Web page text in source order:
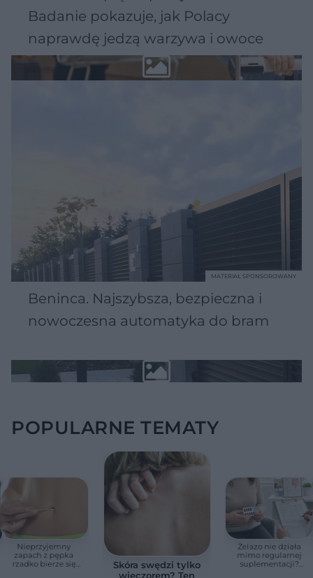
Badanie pokazuje, jak Polacy
naprawdę jedzą warzywa i owoce
Beninca. Najszybsza, bezpieczna i
nowoczesna automatyka do bram
MATERIAŁ SPONSOROWANY
POPULARNE TEMATY
Nieprzyjemny
zapach z pępka
rzadko bierze się
Skóra swędzi tylko
wieczorem? Ten
Żelazo nie działa
mimo regularnej
suplementacji?